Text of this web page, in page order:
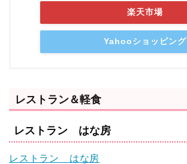
楽天市場
Yahooショッピング
レストラン＆軽食
レストラン はな房
レストラン はな房